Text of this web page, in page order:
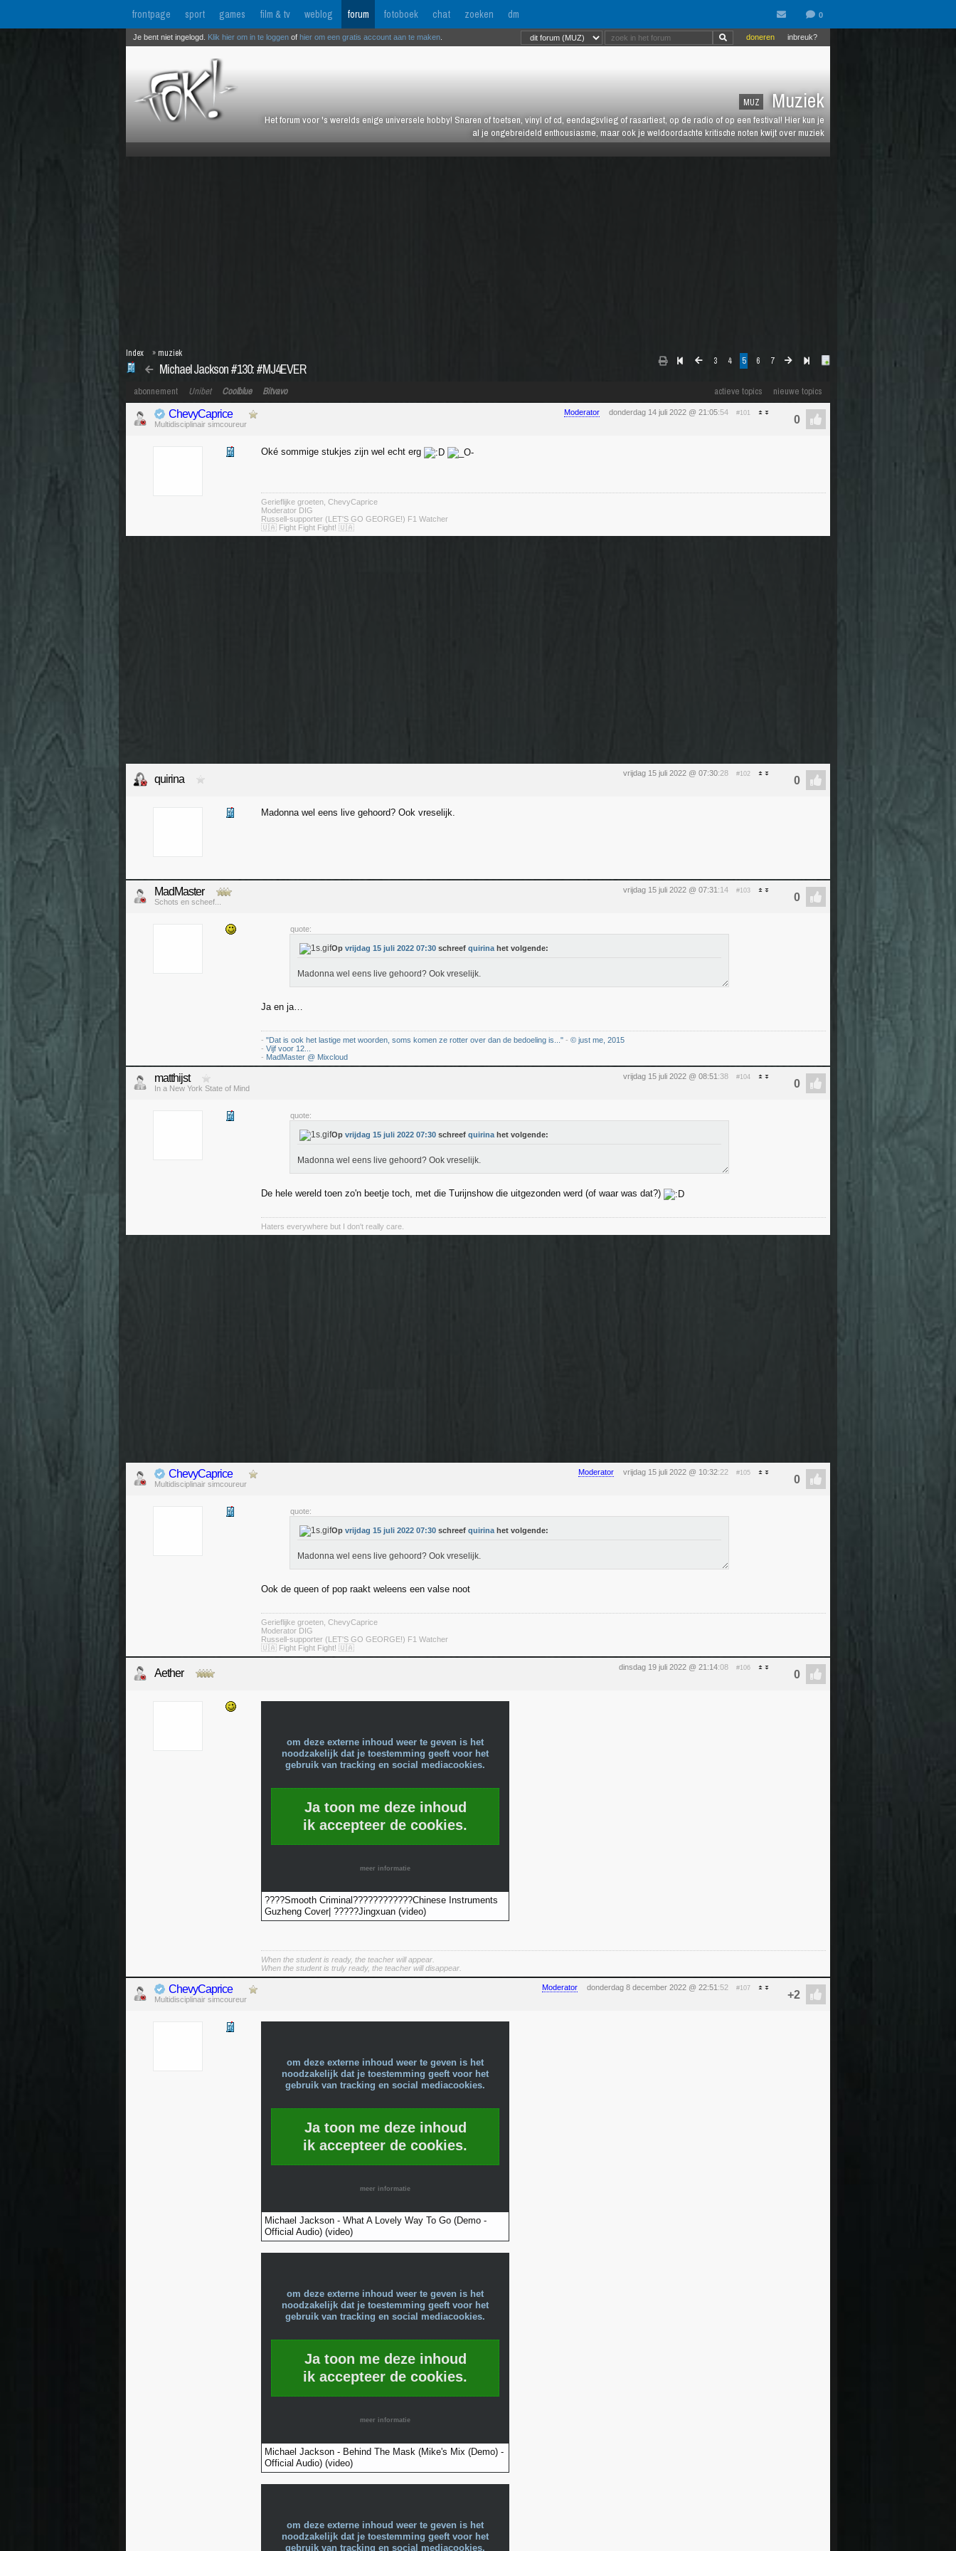
frontpage sport games film & tv weblog forum fotoboek chat zoeken dm
MUZ Muziek
Het forum voor 's werelds enige universele hobby! Snaren of toetsen, vinyl of cd, eendagsvlieg of rasartiest, op de radio of op een festival! Hier kun je
al je ongebreideld enthousiasme, maar ook je weldoordachte kritische noten kwijt over muziek
inbreuk?
doneren
Je bent niet ingelogd. Klik hier om in te loggen of hier om een gratis account aan te maken
3 4 5 6 7
Michael Jackson #130: #MJ4EVER
Index » muziek
actieve topics nieuwe topics
abonnement Unibet Coolblue Bitvavo
Moderator donderdag 14 juli 2022 @ 21:05:54 #101
ChevyCaprice
Multidisciplinair simcoureur
Oké sommige stukjes zijn wel echt erg
Gerieflijke groeten, ChevyCaprice
Moderator DIG
Russell-supporter (LET'S GO GEORGE!) F1 Watcher
🇺🇦 Fight Fight Fight! 🇺🇦
vrijdag 15 juli 2022 @ 07:30:28 #102
quirina
Madonna wel eens live gehoord? Ook vreselijk.
vrijdag 15 juli 2022 @ 07:31 :14 #103
MadMaster
Schots en scheef...
quote:
Op vrijdag 15 juli 2022 07:30 schreef quirina het volgende:
Madonna wel eens live gehoord? Ook vreselijk.
Ja en ja…
- "Dat is ook het lastige met woorden, soms komen ze rotter over dan de bedoeling is..." - © just me, 2015
- Vijf voor 12...
- MadMaster @ Mixcloud
vrijdag 15 juli 2022 @ 08:51 :38 #104
matthijst
In a New York State of Mind
quote:
Op vrijdag 15 juli 2022 07:30 schreef quirina het volgende:
Madonna wel eens live gehoord? Ook vreselijk.
De hele wereld toen zo'n beetje toch, met die Turijnshow die uitgezonden werd (of waar was dat?)
Haters everywhere but I don't really care.
Moderator vrijdag 15 juli 2022 @ 10:32:22 #105
ChevyCaprice
Multidisciplinair simcoureur
quote:
Op vrijdag 15 juli 2022 07:30 schreef quirina het volgende:
Madonna wel eens live gehoord? Ook vreselijk.
Ook de queen of pop raakt weleens een valse noot
Gerieflijke groeten, ChevyCaprice
Moderator DIG
Russell-supporter (LET'S GO GEORGE!) F1 Watcher
🇺🇦 Fight Fight Fight! 🇺🇦
dinsdag 19 juli 2022 @ 21:14:08 #106
Aether
om deze externe inhoud weer te geven is het
noodzakelijk dat je toestemming geeft voor het
gebruik van tracking en social mediacookies.
Ja toon me deze inhoud
ik accepteer de cookies.
meer informatie
????Smooth Criminal????????????Chinese Instruments
Guzheng Cover| ?????Jingxuan (video)
When the student is ready, the teacher will appear.
When the student is truly ready, the teacher will disappear.
Moderator donderdag 8 december 2022 @ 22:51 :52 #107
ChevyCaprice
Multidisciplinair simcoureur
om deze externe inhoud weer te geven is het
noodzakelijk dat je toestemming geeft voor het
gebruik van tracking en social mediacookies.
Ja toon me deze inhoud
ik accepteer de cookies.
meer informatie
Michael Jackson - What A Lovely Way To Go (Demo -
Official Audio) (video)
om deze externe inhoud weer te geven is het
noodzakelijk dat je toestemming geeft voor het
gebruik van tracking en social mediacookies.
Ja toon me deze inhoud
ik accepteer de cookies.
meer informatie
Michael Jackson - Behind The Mask (Mike's Mix (Demo) -
Official Audio) (video)
om deze externe inhoud weer te geven is het
noodzakelijk dat je toestemming geeft voor het
gebruik van tracking en social mediacookies.